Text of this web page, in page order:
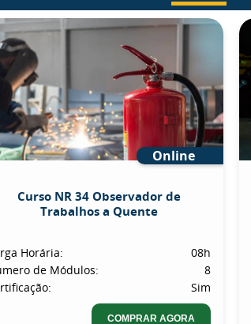
Online
Curso NR 34 Observador de
Trabalhos a Quente
Horária:
08h
de Módulos:
8
Sim
COMPRAR AGORA